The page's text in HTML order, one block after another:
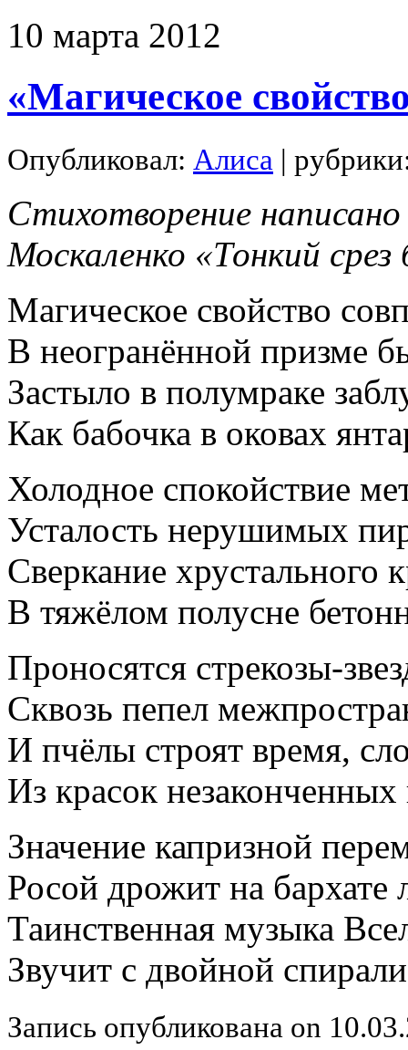
10 марта 2012
«Магическое
Опубликовал: Алиса |
Стихотворение
Москаленко «Тонкий
Магическое свойство
В неогранённой призме
Застыло в полумраке
Как бабочка в оковах
Холодное спокойствие
Усталость нерушимых
Сверкание хрустального
В тяжёлом полусне
Проносятся стрекозы-
Сквозь пепел
И пчёлы строят время,
Из красок незаконченных
Значение капризной
Росой дрожит на бархате
Таинственная музыка
Звучит с двойной
Запись опубликована on